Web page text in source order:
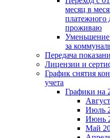
месяц в
платежного
проживаю
Уменьшение
за
Передача
Лицензии и
График снятия
учета
Графики на
Июль
Июнь
Май